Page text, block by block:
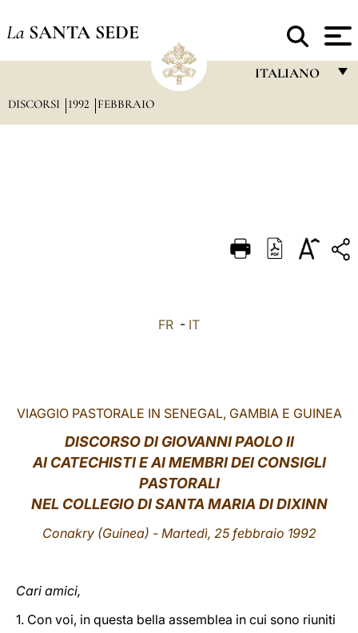
La SANTA SEDE
ITALIANO
DEUTSCH
DISCORSI 1992 FEBBRAIO
FR - IT
VIAGGIO PASTORALE IN SENEGAL, GAMBIA E GUINEA
DISCORSODI GIOVANNI PAOLO II
AI CATECHISTI E AI MEMBRI DEI CONSIGLI
PASTORALI
NEL COLLEGIO DI SANTA MARIA DI DIXINN
Conakry (Guinea) - Martedì, 25 febbraio 1992
Cari amici,
1. Con voi, in questa bella assemblea in cui sono riuniti